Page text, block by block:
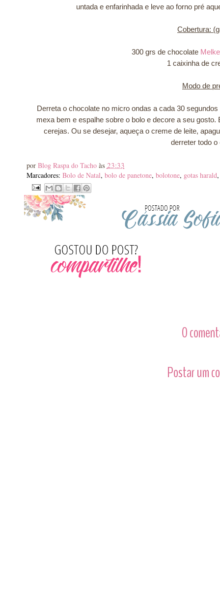
untada e enfarinhada e leve ao forno pré
Cobertura:
300 grs de chocolate
1 caixinha de
Modo de
Derreta o chocolate no micro ondas a cada 30
mexa bem e espalhe sobre o bolo e decore a seu gosto.
cerejas. Ou se desejar, aqueça o creme de leite,
derreter todo o
por Blog Raspa do Tacho às 23:33
Marcadores: Bolo de Natal, bolo de panetone, bolotone, gotas harald
0
Postar um